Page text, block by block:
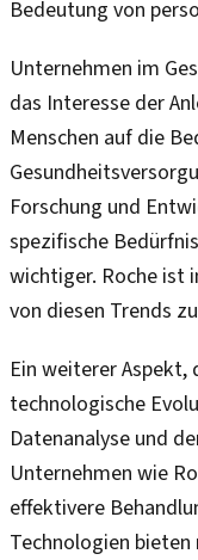
Bedeutung von
Unternehmen im
das Interesse der
Menschen auf die
Forschung und
spezifische
wichtiger. Roche ist
von diesen Trends
Ein weiterer
technologische
Datenanalyse und
Unternehmen wie
effektivere
Technologien